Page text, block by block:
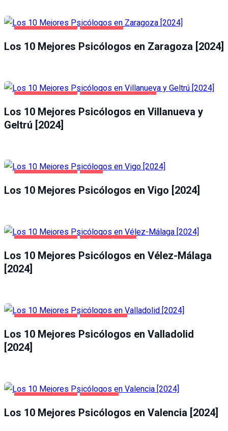
SALUD Y BELLEZA ZARAGOZA
Los 10 Mejores Psicólogos en Zaragoza [2024]
SALUD Y BELLEZA VILLANUEVA Y GELTRÚ
Los 10 Mejores Psicólogos en Villanueva y
Geltrú [2024]
SALUD Y BELLEZA VIGO
Los 10 Mejores Psicólogos en Vigo [2024]
SALUD Y BELLEZA VÉLEZ-MÁLAGA
Los 10 Mejores Psicólogos en Vélez-Málaga
[2024]
SALUD Y BELLEZA VALLADOLID
Los 10 Mejores Psicólogos en Valladolid
[2024]
SALUD Y BELLEZA VALENCIA
Los 10 Mejores Psicólogos en Valencia [2024]